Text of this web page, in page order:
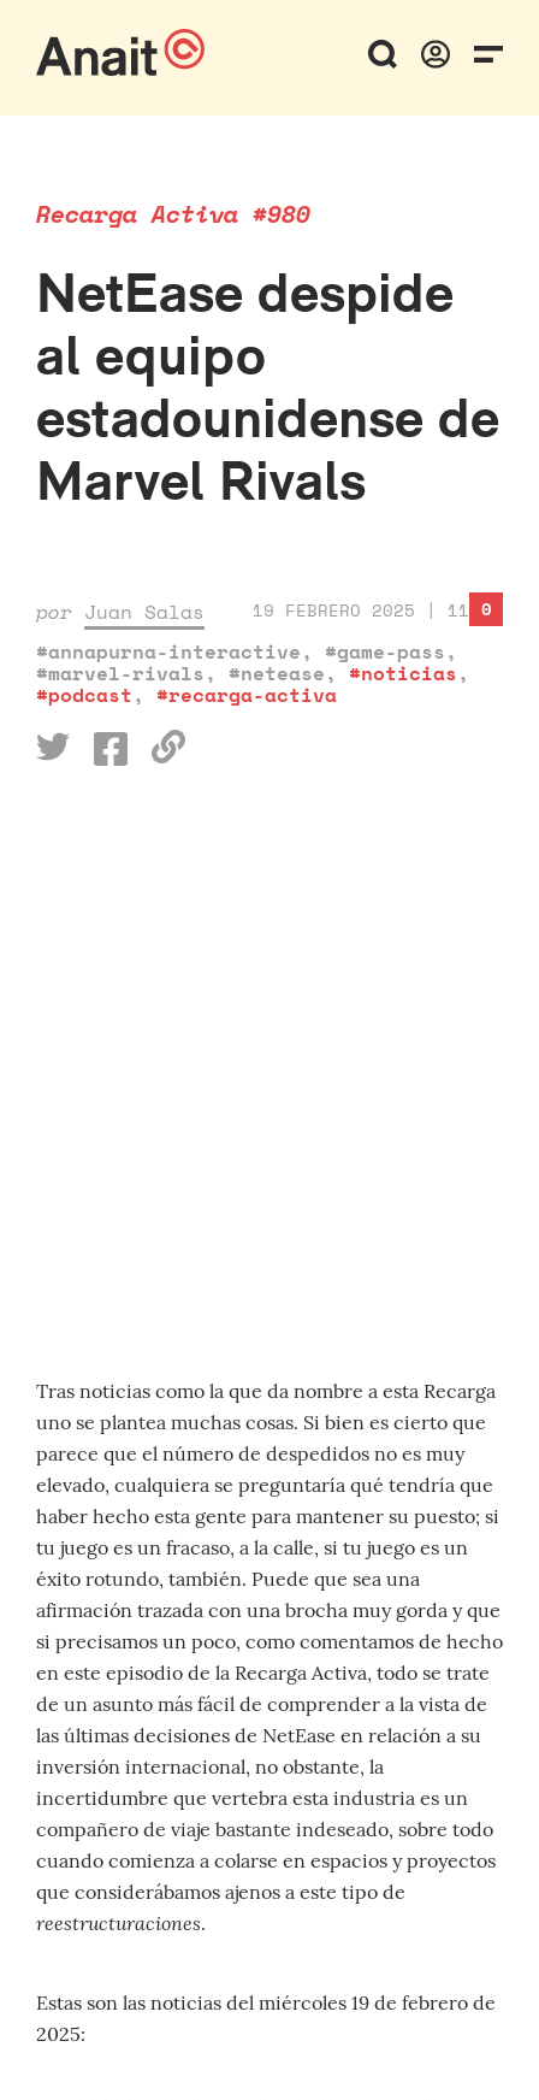
Recarga Activa #980
NetEase despide
al equipo
estadounidense de
Marvel Rivals
por Juan Salas 19 FEBRERO 2025 | 11:42
#annapurna-interactive, #game-pass,
#marvel-rivals, #netease, #noticias,
#podcast, #recarga-activa
0
Tras noticias como la que da nombre a esta Recarga
uno se plantea muchas cosas. Si bien es cierto que
parece que el número de despedidos no es muy
elevado, cualquiera se preguntaría qué tendría que
haber hecho esta gente para mantener su puesto; si
tu juego es un fracaso, a la calle, si tu juego es un
éxito rotundo, también. Puede que sea una
afirmación trazada con una brocha muy gorda y que
si precisamos un poco, como comentamos de hecho
en este episodio de la Recarga Activa, todo se trate
de un asunto más fácil de comprender a la vista de
las últimas decisiones de NetEase en relación a su
inversión internacional, no obstante, la
incertidumbre que vertebra esta industria es un
compañero de viaje bastante indeseado, sobre todo
cuando comienza a colarse en espacios y proyectos
que considerábamos ajenos a este tipo de
reestructuraciones.
Estas son las noticias del miércoles 19 de febrero de
2025: